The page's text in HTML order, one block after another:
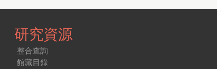
研究資源
整合查詢
館藏目錄